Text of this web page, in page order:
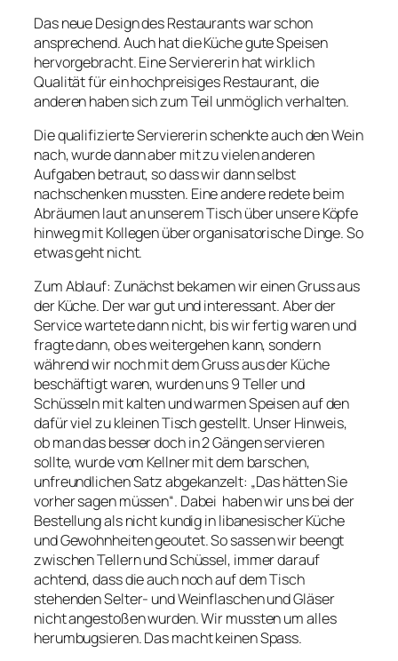
Das neue Design des Restaurants war schon
ansprechend. Auch hat die Küche gute Speisen
hervorgebracht. Eine Serviererin hat wirklich
Qualität für ein hochpreisiges Restaurant, die
anderen haben sich zum Teil unmöglich verhalten.
Die qualifizierte Serviererin schenkte auch den Wein
nach, wurde dann aber mit zu vielen anderen
Aufgaben betraut, so dass wir dann selbst
nachschenken mussten. Eine andere redete beim
Abräumen laut an unserem Tisch über unsere Köpfe
hinweg mit Kollegen über organisatorische Dinge. So
etwas geht nicht.
Zum Ablauf: Zunächst bekamen wir einen Gruss aus
der Küche. Der war gut und interessant. Aber der
Service wartete dann nicht, bis wir fertig waren und
fragte dann, ob es weitergehen kann, sondern
während wir noch mit dem Gruss aus der Küche
beschäftigt waren, wurden uns 9 Teller und
Schüsseln mit kalten und warmen Speisen auf den
dafür viel zu kleinen Tisch gestellt. Unser Hinweis,
ob man das besser doch in 2 Gängen servieren
sollte, wurde vom Kellner mit dem barschen,
unfreundlichen Satz abgekanzelt: „Das hätten Sie
vorher sagen müssen“. Dabei haben wir uns bei der
Bestellung als nicht kundig in libanesischer Küche
und Gewohnheiten geoutet. So sassen wir beengt
zwischen Tellern und Schüssel, immer darauf
achtend, dass die auch noch auf dem Tisch
stehenden Selter- und Weinflaschen und Gläser
nicht angestoßen wurden. Wir mussten um alles
herumbugsieren. Das macht keinen Spass.